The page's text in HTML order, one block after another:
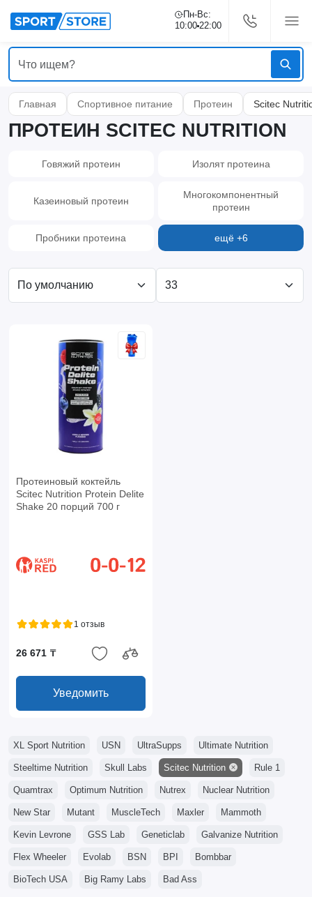
Пн-Вс:
10:00 22:00
Главная Спортивное питание Протеин Scitec
ПРОТЕИН SCITEC NUTRITION
Говяжий протеин Изолят протеина
Казеиновый протеин
Многокомпонентный
протеин
Пробники протеина ещё +6
Протеиновый коктейль
Scitec Nutrition Protein Delite
Shake 20 порций 700 г
1 отзыв
26 671 ₸
Уведомить
XL Sport Nutrition USN UltraSupps Ultimate Nutrition
Steeltime Nutrition Skull Labs Scitec Nutrition Rule 1
Quamtrax Optimum Nutrition Nutrex Nuclear Nutrition
New Star Mutant MuscleTech Maxler Mammoth
Kevin Levrone GSS Lab Geneticlab Galvanize Nutrition
Flex Wheeler Evolab BSN BPI Bombbar
BioTech USA Big Ramy Labs Bad Ass